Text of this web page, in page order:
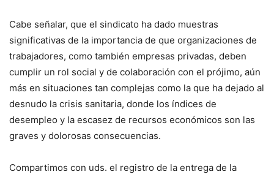
Cabe señalar, que el sindicato ha dado muestras
significativas de la importancia de que organizaciones de
trabajadores, como también empresas privadas, deben
cumplir un rol social y de colaboración con el prójimo, aún
más en situaciones tan complejas como la que ha dejado al
desnudo la crisis sanitaria, donde los índices de
desempleo y la escasez de recursos económicos son las
graves y dolorosas consecuencias.
Compartimos con uds. el registro de la entrega de la